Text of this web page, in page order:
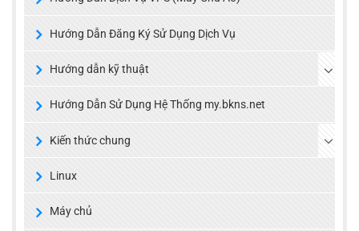
Hướng Dẫn Đăng Ký Sử Dụng Dịch Vụ
Hướng dẫn kỹ thuật
Hướng Dẫn Sử Dụng Hệ Thống my.bkns.net
Kiến thức chung
Linux
Máy chủ